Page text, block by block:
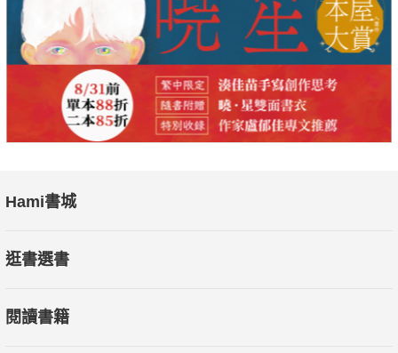
Hami書城
逛書選書
閱讀書籍